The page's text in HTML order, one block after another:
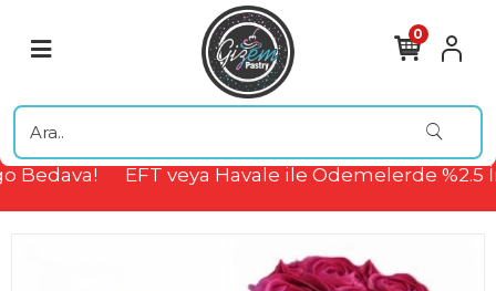
Bedava! EFT veya Havale ile Ödemelerde %2.5
0